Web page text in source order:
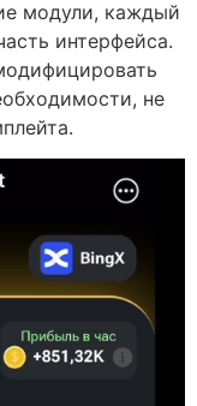
модули, каждый
интерфейса.
не